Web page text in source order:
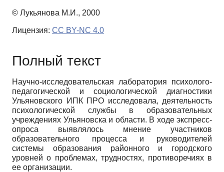
© Лукьянова М.И., 2000
Лицензия: CC BY-NC 4.0
Полный текст
Научно-исследовательская лаборатория психолого-
педагогической и социологической диагностики
Ульяновского ИПК ПРО исследовала, деятельность
психологической службы в образовательных
учреждениях Ульяновска и области. В ходе экспресс-
опроса выявлялось мнение участников
образовательного процесса и руководителей
системы образования районного и городского
уровней о проблемах, трудностях, противоречиях в
ее организации.